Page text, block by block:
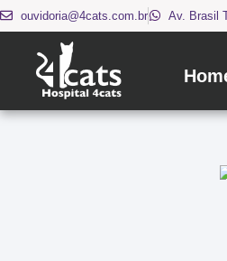
ouvidoria@4cats.com.br Av. Brasil